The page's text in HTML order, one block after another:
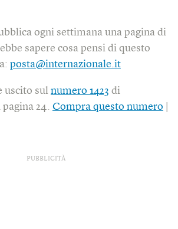
ogni settimana una pagina di
sapere cosa pensi di questo
posta@internazionale.it
uscito sul numero 1423 di
24. Compra questo numero
PUBBLICITÀ